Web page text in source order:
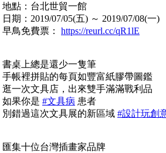
地點：台北世貿一館
日期：2019/07/05(五) ～ 2019/07/08(一)
早鳥免費票： https://reurl.cc/qR1lE
書桌上總是還少一隻筆
手帳裡拼貼的每頁如豐富紙膠帶圖鑑
逛一次文具店，出來雙手滿滿戰利品
如果你是 #文具病 患者
別錯過這次文具展的新區域 #設計玩創
匯集十位台灣插畫家品牌